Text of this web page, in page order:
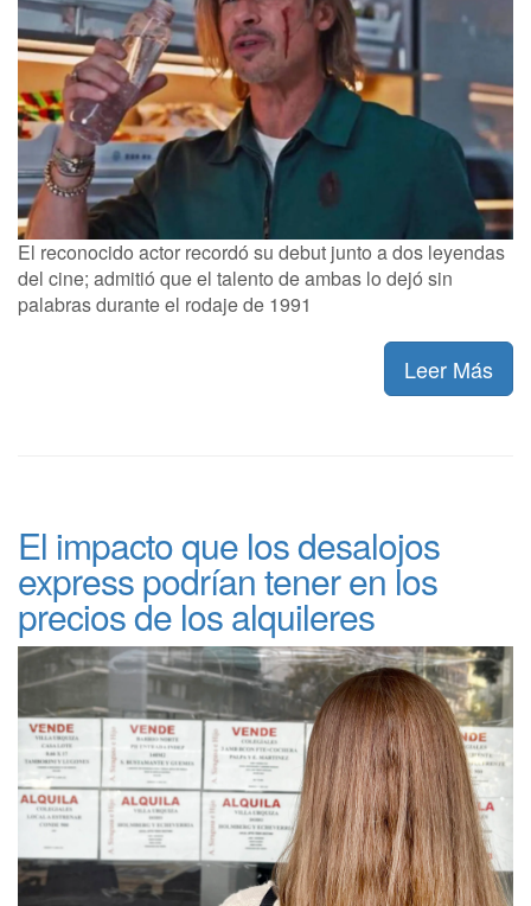
El reconocido actor recordó su debut junto a dos leyendas
del cine; admitió que el talento de ambas lo dejó sin
palabras durante el rodaje de 1991
Leer Más
El impacto que los desalojos
express podrían tener en los
precios de los alquileres